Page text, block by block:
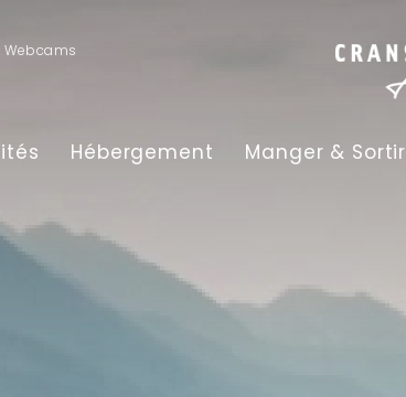
Webcams
Hébergement Manger & Sortir